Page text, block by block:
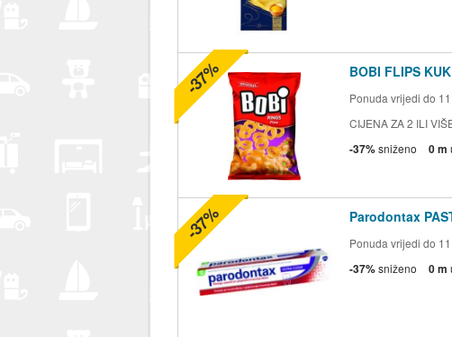
BOBI FLIPS
Ponuda vrijedi do
CIJENA ZA 2 ILI
-37%sniženo 0 m
-37%
Parodontax
Ponuda vrijedi do
-37%sniženo 0 m
-37%